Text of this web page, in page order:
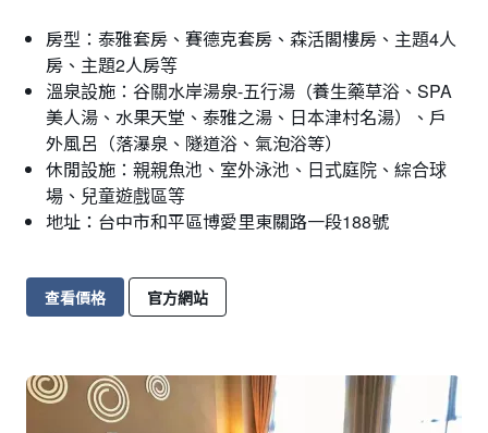
房型：泰雅套房、賽德克套房、森活閣樓房、主題4人
房、主題2人房等
溫泉設施：谷關水岸湯泉-五行湯（養生藥草浴、SPA
美人湯、水果天堂、泰雅之湯、日本津村名湯）、戶
外風呂（落瀑泉、隧道浴、氣泡浴等）
休閒設施：親親魚池、室外泳池、日式庭院、綜合球
場、兒童遊戲區等
地址：台中市和平區博愛里東關路一段188號
查看價格 官方網站